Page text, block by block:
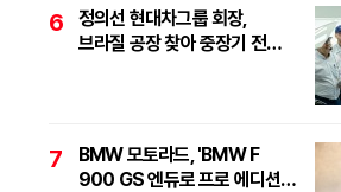
6
정의선 현대차그룹 회장,
브라질 공장 찾아 중장기 전략
7
BMW 모토라드, 'BMW F
900 GS 엔듀로 프로 에디션'